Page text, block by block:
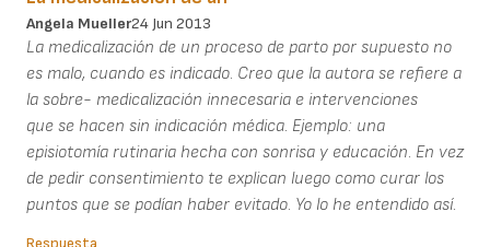
Angela Mueller24 Jun 2013
La medicalización de un proceso de parto por supuesto no
es malo, cuando es indicado. Creo que la autora se refiere a
la sobre- medicalización innecesaria e intervenciones
que se hacen sin indicación médica. Ejemplo: una
episiotomía rutinaria hecha con sonrisa y educación. En vez
de pedir consentimiento te explican luego como curar los
puntos que se podían haber evitado. Yo lo he entendido así.